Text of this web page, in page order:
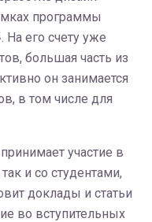
программы
На его счету уже
большая часть из
он занимается
в том числе для
участие в
и со студентами,
доклады и статьи
во вступительных